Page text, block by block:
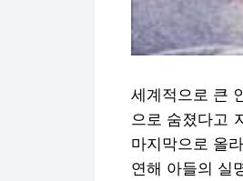
세계적으로 큰
으로 숨졌다고
마지막으로 올
연해 아들의 실